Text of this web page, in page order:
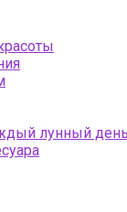
лунный день